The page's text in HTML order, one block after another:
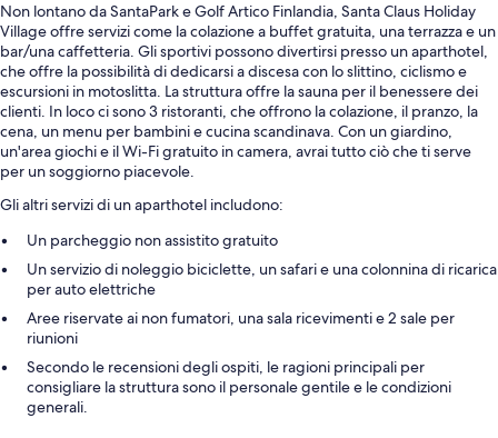
Non lontano da SantaPark e Golf Artico Finlandia, Santa Claus Holiday
Village offre servizi come la colazione a buffet gratuita, una terrazza e un
bar/una caffetteria. Gli sportivi possono divertirsi presso un aparthotel,
che offre la possibilità di dedicarsi a discesa con lo slittino, ciclismo e
escursioni in motoslitta. La struttura offre la sauna per il benessere dei
clienti. In loco ci sono 3 ristoranti, che offrono la colazione, il pranzo, la
cena, un menu per bambini e cucina scandinava. Con un giardino,
un'area giochi e il Wi-Fi gratuito in camera, avrai tutto ciò che ti serve
per un soggiorno piacevole.
Gli altri servizi di un aparthotel includono:
Un parcheggio non assistito gratuito
Un servizio di noleggio biciclette, un safari e una colonnina di ricarica
per auto elettriche
Aree riservate ai non fumatori, una sala ricevimenti e 2 sale per
riunioni
Secondo le recensioni degli ospiti, le ragioni principali per
consigliare la struttura sono il personale gentile e le condizioni
generali.